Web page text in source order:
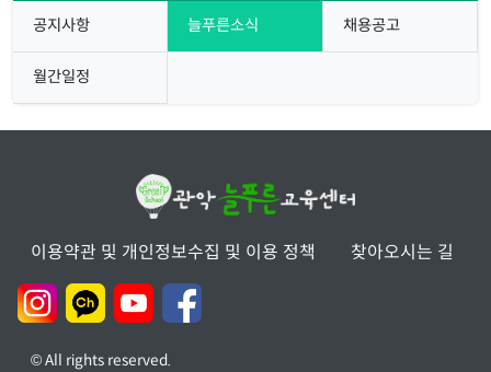
공지사항 늘푸른소식 채용공고
월간일정
이용약관 및 개인정보수집 및 이용 정책 찾아오시는 길
© All rights reserved.